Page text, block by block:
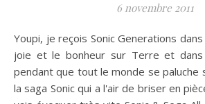
6 novembre 2011
Youpi, je reçois Sonic Generations dans la semaine, c'est la
joie et le bonheur sur Terre et dans
pendant que tout le monde se paluche
la saga Sonic qui a l'air de briser en